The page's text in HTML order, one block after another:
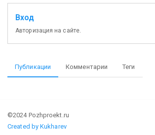
Вход
Авторизация на сайте.
Публикации Комментарии Теги
©2024 Pozhproekt.ru
Created by Kukharev